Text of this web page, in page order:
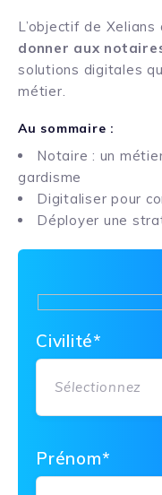
L’objectif de
donner aux
solutions digitales
métier.
Au sommaire :
Notaire : un
gardisme
Digitaliser pour
Déployer une
Civilité*
Sélectionnez
Prénom*